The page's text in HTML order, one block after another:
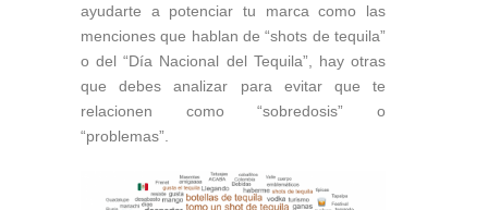
ayudarte a potenciar tu marca como las
menciones que hablan de “shots de tequila”
o del “Día Nacional del Tequila”, hay otras
que debes analizar para evitar que te
relacionen como “sobredosis” o
“problemas”.